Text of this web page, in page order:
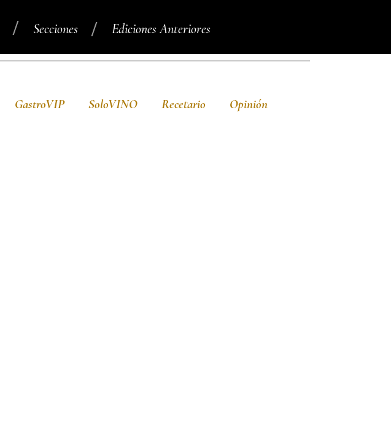
Secciones Ediciones Anteriores
/ /
GastroVIP SoloVINO Recetario Opinión